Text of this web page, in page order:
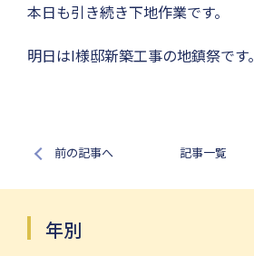
本日も引き続き下地作業です。
明日はI様邸新築工事の地鎮祭です。
前の記事へ 記事一覧
年別